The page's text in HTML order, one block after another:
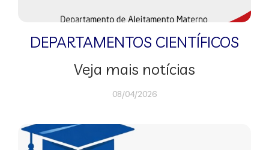
DEPARTAMENTOS CIENTÍFICOS
Veja mais notícias
08/04/2026